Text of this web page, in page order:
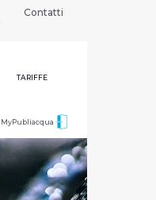
Contatti
TARIFFE
MyPubliacqua